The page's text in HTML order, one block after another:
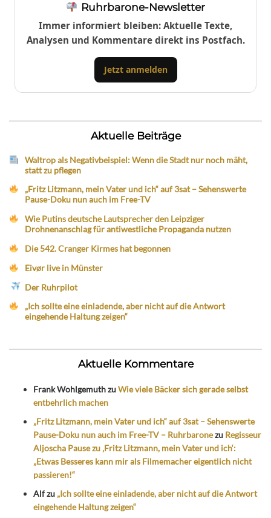
Ruhrbarone-Newsletter
Immer informiert bleiben: Aktuelle Texte,
Analysen und Kommentare direkt ins Postfach.
Jetzt anmelden
Aktuelle Beiträge
Waltrop als Negativbeispiel: Wenn die Stadt nur noch mäht,
statt zu pflegen
„Fritz Litzmann, mein Vater und ich“ auf 3sat – Sehenswerte
Pause-Doku nun auch im Free-TV
Wie Putins deutsche Lautsprecher den Leipziger
Drohnenanschlag für antiwestliche Propaganda nutzen
Die 542. Cranger Kirmes hat begonnen
Eivør live in Münster
Der Ruhrpilot
„Ich sollte eine einladende, aber nicht auf die Antwort
eingehende Haltung zeigen“
Aktuelle Kommentare
Frank WohlgemuthzuWie viele Bäcker sich gerade selbst
entbehrlich machen
„Fritz Litzmann, mein Vater und ich“ auf 3sat – Sehenswerte
Pause-Doku nun auch im Free-TV – Ruhrbaronezu Regisseur
Aljoscha Pause zu ‚Fritz Litzmann, mein Vater und ich‘:
„Etwas Besseres kann mir als Filmemacher eigentlich nicht
passieren!“
Alfzu „Ich sollte eine einladende, aber nicht auf die Antwort
eingehende Haltung zeigen“